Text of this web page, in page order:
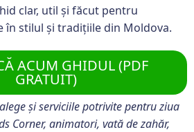
clar, util și făcut pentru
în stilul și tradițiile din Moldova.
ACUM GHIDUL (PDF
GRATUIT)
și serviciile potrivite pentru ziua
Corner, animatori, vată de zahăr,